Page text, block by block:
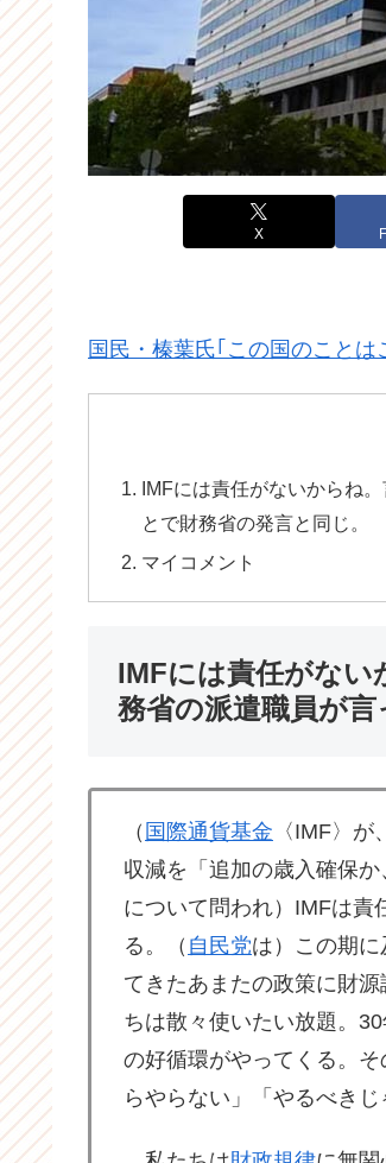
X
国民・榛葉氏｢この国のこと
IMFには責任がないからね
とで財務省の発言と同じ。
マイコメント
IMFには責任がない
務省の派遣職員が言
（ 国際通貨基金 〈IMF〉が、
収減を「追加の歳入確保
について問われ）IMFは責
る。（ 自民党は）この期
てきたあまたの政策に財
ちは散々使いたい放題。
の好循環がやってくる。
らやらない」「やるべき